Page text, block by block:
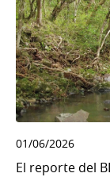
01/06/2026
El reporte del